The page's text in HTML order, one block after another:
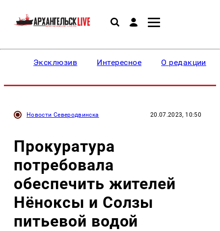
Эксклюзив Интересное О редакции
Новости Северодвинска 20.07.2023, 10:50
Прокуратура
потребовала
обеспечить жителей
Нёноксы и Солзы
питьевой водой